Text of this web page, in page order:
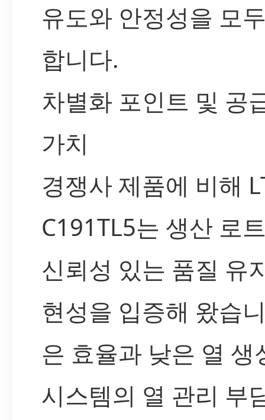
유도와 안정성을 모
합니다.
차별화 포인트 및 공
가치
경쟁사 제품에 비해
C191TL5는 생산 로
신뢰성 있는 품질 유
현성을 입증해 왔습
은 효율과 낮은 열 생
시스템의 열 관리 부